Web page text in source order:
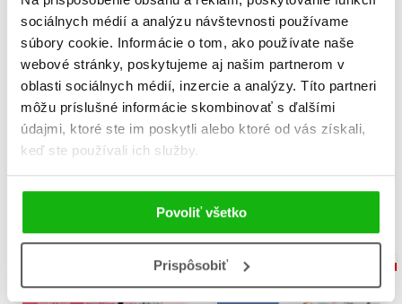
sociálnych médií a analýzu návštevnosti používame
súbory cookie. Informácie o tom, ako používate naše
webové stránky, poskytujeme aj našim partnerom v
oblasti sociálnych médií, inzercie a analýzy. Títo partneri
môžu príslušné informácie skombinovať s ďalšími
údajmi, ktoré ste im poskytli alebo ktoré od vás získali,
keď ste používali ich služby.
Povoliť všetko
Prispôsobiť
Procházky Libercem
Tomáš Janků
12,74 €
Fenomén Novohradské
hory
Michaela Vlčková,
Veronika Veberová
Do košíka